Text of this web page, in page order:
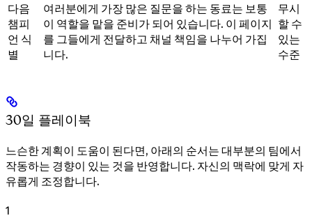
다음
챔피
언 식
별
여러분에게 가장 많은 질문을 하는 동료는 보통
이 역할을 맡을 준비가 되어 있습니다. 이 페이지
를 그들에게 전달하고 채널 책임을 나누어 가집
니다.
무시
할 수
있는
수준
30일 플레이북
느슨한 계획이 도움이 된다면, 아래의 순서는 대부분의 팀에서
작동하는 경향이 있는 것을 반영합니다. 자신의 맥락에 맞게 자
유롭게 조정합니다.
1